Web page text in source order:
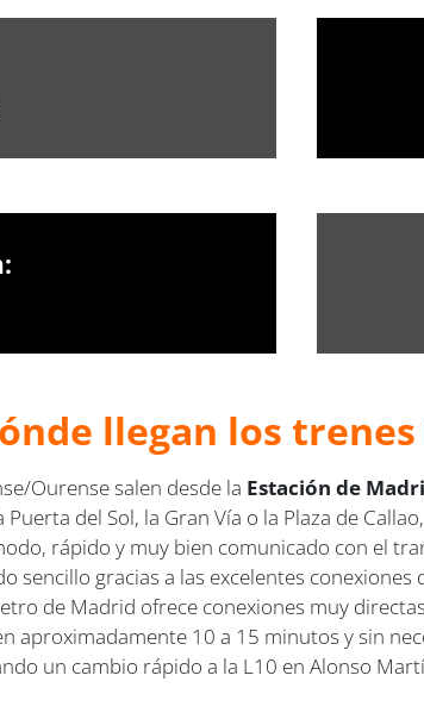
llegan los
Ourense salen desde la Estación de
del Sol, la Gran Vía o la Plaza de
rápido y muy bien comunicado con el
sencillo gracias a las excelentes
de Madrid ofrece conexiones muy
aproximadamente 10 a 15 minutos y sin
un cambio rápido a la L10 en Alonso